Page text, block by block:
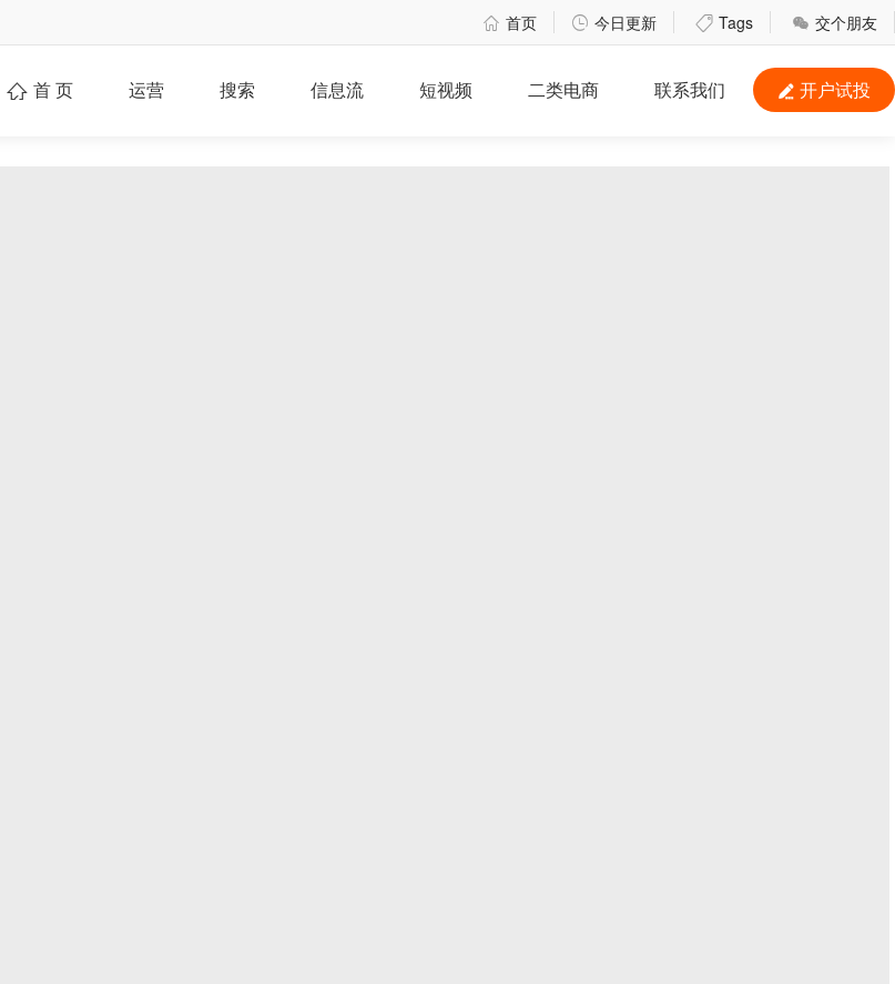
 首页  今日更新  Tags  交个朋友
 开户试投
 首 页 运营 搜索 信息流 短视频 二类电商 联系我们